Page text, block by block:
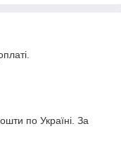
по Україні. За